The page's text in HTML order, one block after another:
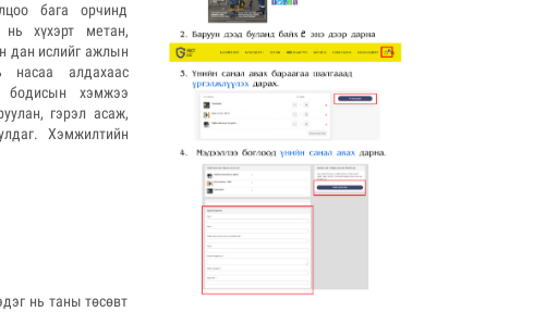
бага орчинд
хүхэрт метан,
дан ислийг ажлын
насаа алдахаас
бодисын хэмжээ
гэрэл асаж,
Хэмжилтийн
нь таны төсөвт